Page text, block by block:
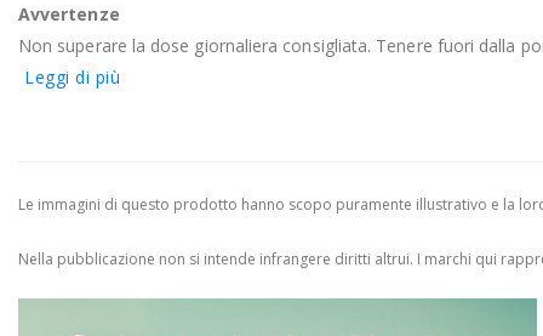
Avvertenze
Non superare la dose giornaliera consigliata. Tenere fuori dalla
Leggi di più
Le immagini di questo prodotto hanno scopo puramente illustrativo e la
Nella pubblicazione non si intende infrangere diritti altrui. I marchi qui